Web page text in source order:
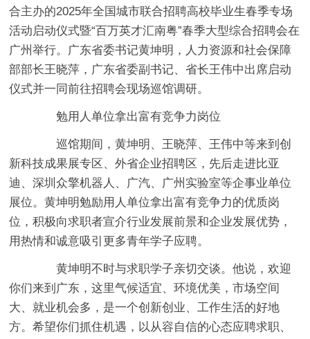
合主办的2025年全国城市联合招聘高校毕业生春季专场
活动启动仪式暨“百万英才汇南粤”春季大型综合招聘会在
广州举行。广东省委书记黄坤明，人力资源和社会保障
部部长王晓萍，广东省委副书记、省长王伟中出席启动
仪式并一同前往招聘会现场巡馆调研。
勉用人单位拿出富有竞争力岗位
巡馆期间，黄坤明、王晓萍、王伟中等来到创
新科技成果展专区、外省企业招聘区，先后走进比亚
迪、深圳众擎机器人、广汽、广州实验室等企事业单位
展位。黄坤明勉励用人单位拿出富有竞争力的优质岗
位，积极向求职者宣介行业发展前景和企业发展优势，
用热情和诚意吸引更多青年学子应聘。
黄坤明不时与求职学子亲切交谈。他说，欢迎
你们来到广东，这里气候适宜、环境优美，市场空间
大、就业机会多，是一个创新创业、工作生活的好地
方。希望你们抓住机遇，以从容自信的心态应聘求职、